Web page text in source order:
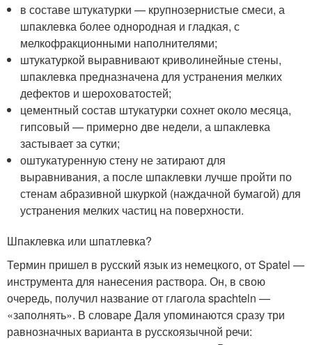
в составе штукатурки — крупнозернистые смеси, а
шпаклевка более однородная и гладкая, с
мелкофракционными наполнителями;
штукатуркой выравнивают криволинейные стены,
шпаклевка предназначена для устранения мелких
дефектов и шероховатостей;
цементный состав штукатурки сохнет около месяца,
гипсовый — примерно две недели, а шпаклевка
застывает за сутки;
оштукатуренную стену не затирают для
выравнивания, а после шпаклевки лучше пройти по
стенам абразивной шкуркой (наждачной бумагой) для
устранения мелких частиц на поверхности.
Шпаклевка или шпатлевка?
Термин пришел в русский язык из немецкого, от Spatel —
инструмента для нанесения раствора. Он, в свою
очередь, получил название от глагола spachteln —
«заполнять». В словаре Даля упоминаются сразу три
равнозначных варианта в русскоязычной речи: